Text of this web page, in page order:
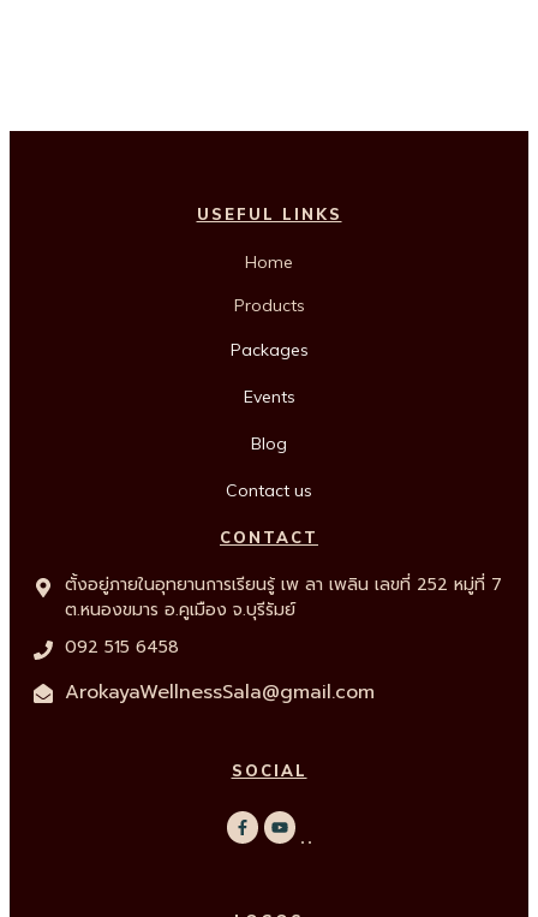
USEFUL LINKS
Home
Products
Packages
Events
Blog
Contact us
CONTACT
ตั้งอยู่ภายในอุทยานการเรียนรู้ เพ ลา เพลิน เลขที่ 252 หมู่ที่ 7
ต.หนองขมาร อ.คูเมือง จ.บุรีรัมย์
092 515 6458
ArokayaWellnessSala@gmail.com
SOCIAL